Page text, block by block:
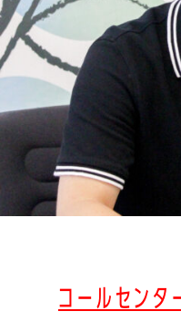
コールセンタ